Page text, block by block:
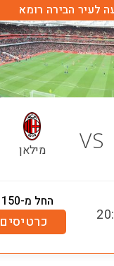
לעיר הבירה רומא
VS מילאן
החל מ-150
כרטיסים